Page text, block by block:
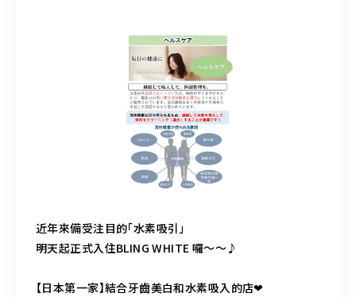
近年來備受注目的「水素吸引」
明天起正式入住BLING WHITE 囉〜〜♪
【日本第一家】結合牙齒美白和水素吸入的店❤︎